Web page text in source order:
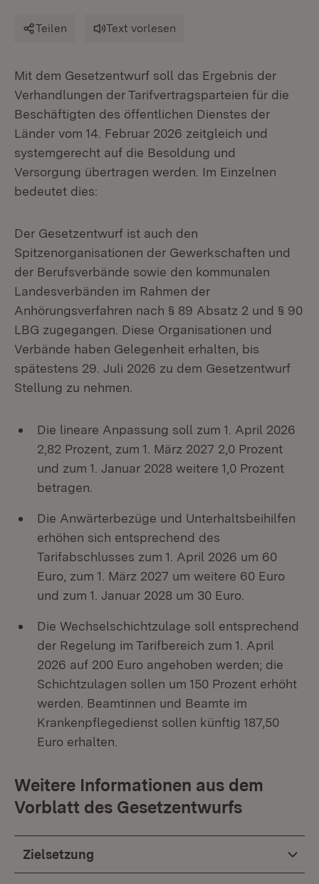
Teilen Text vorlesen
Mit dem Gesetzentwurf soll das Ergebnis der
Verhandlungen der Tarifvertragsparteien für die
Beschäftigten des öffentlichen Dienstes der
Länder vom 14. Februar 2026 zeitgleich und
systemgerecht auf die Besoldung und
Versorgung übertragen werden. Im Einzelnen
bedeutet dies:
Der Gesetzentwurf ist auch den
Spitzenorganisationen der Gewerkschaften und
der Berufsverbände sowie den kommunalen
Landesverbänden im Rahmen der
Anhörungsverfahren nach § 89 Absatz 2 und § 90
LBG zugegangen. Diese Organisationen und
Verbände haben Gelegenheit erhalten, bis
spätestens 29. Juli 2026 zu dem Gesetzentwurf
Stellung zu nehmen.
Die lineare Anpassung soll zum 1. April 2026
2,82 Prozent, zum 1. März 2027 2,0 Prozent
und zum 1. Januar 2028 weitere 1,0 Prozent
betragen.
Die Anwärterbezüge und Unterhaltsbeihilfen
erhöhen sich entsprechend des
Tarifabschlusses zum 1. April 2026 um 60
Euro, zum 1. März 2027 um weitere 60 Euro
und zum 1. Januar 2028 um 30 Euro.
Die Wechselschichtzulage soll entsprechend
der Regelung im Tarifbereich zum 1. April
2026 auf 200 Euro angehoben werden; die
Schichtzulagen sollen um 150 Prozent erhöht
werden. Beamtinnen und Beamte im
Krankenpflegedienst sollen künftig 187,50
Euro erhalten.
Weitere Informationen aus dem
Vorblatt des Gesetzentwurfs
Zielsetzung